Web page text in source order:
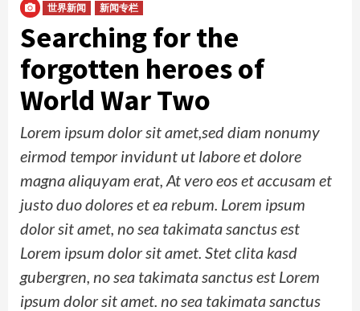
世界新闻 新闻专栏
Searching for the
forgotten heroes of
World War Two
Lorem ipsum dolor sit amet,sed diam nonumy
eirmod tempor invidunt ut labore et dolore
magna aliquyam erat, At vero eos et accusam et
justo duo dolores et ea rebum. Lorem ipsum
dolor sit amet, no sea takimata sanctus est
Lorem ipsum dolor sit amet. Stet clita kasd
gubergren, no sea takimata sanctus est Lorem
ipsum dolor sit amet. no sea takimata sanctus